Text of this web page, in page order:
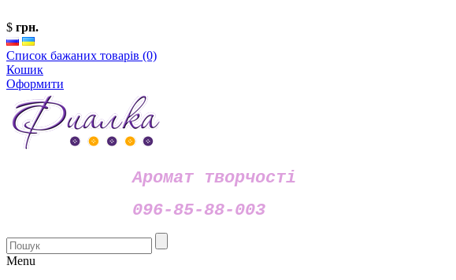
$ грн.
Список бажаних товарів (0)
Кошик
Оформити
Аромат творчості
096-85-88-003
Menu